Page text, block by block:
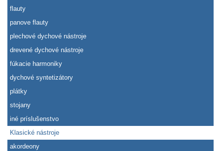
flauty
panove flauty
plechové dychové nástroje
drevené dychové nástroje
fúkacie harmoniky
dychové syntetizátory
plátky
stojany
iné príslušenstvo
Klasické nástroje
akordeony